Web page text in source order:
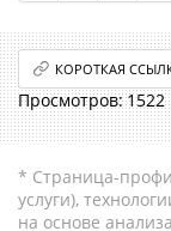
КОРОТКАЯ
1522
* Страница-
услуги),
на основе